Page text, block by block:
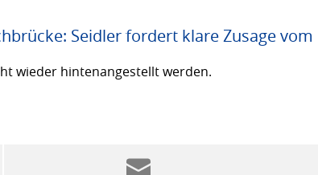
Seidler fordert klare Zusage
wieder hintenangestellt werden.